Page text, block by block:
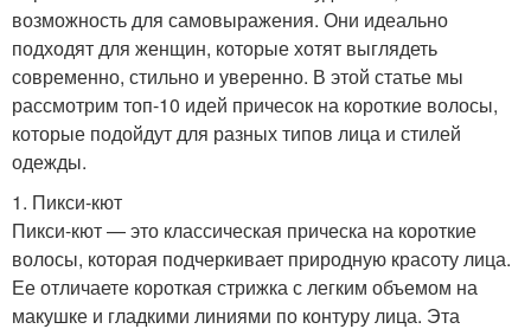
возможность для самовыражения. Они идеально
подходят для женщин, которые хотят выглядеть
современно, стильно и уверенно. В этой статье мы
рассмотрим топ-10 идей причесок на короткие волосы,
которые подойдут для разных типов лица и стилей
одежды.
1. Пикси-кют
Пикси-кют — это классическая прическа на короткие
волосы, которая подчеркивает природную красоту лица.
Ее отличаете короткая стрижка с легким объемом на
макушке и гладкими линиями по контуру лица. Эта